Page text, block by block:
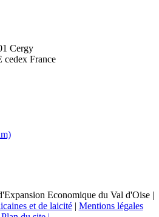
Cergy
France
Economique du Val d'Oise |
et de laicité| Mentions légales